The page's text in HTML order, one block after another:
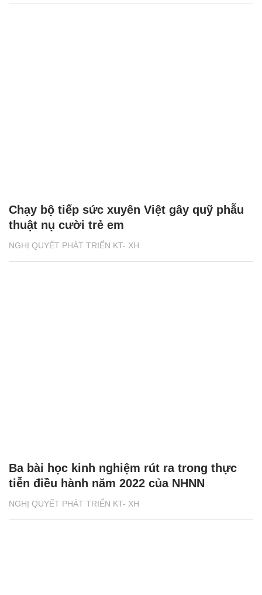
NGHỊ QUYẾT PHÁT TRIỂN KT- XH
Chạy bộ tiếp sức xuyên Việt gây quỹ phẫu
thuật nụ cười trẻ em
NGHỊ QUYẾT PHÁT TRIỂN KT- XH
Ba bài học kinh nghiệm rút ra trong thực
tiễn điều hành năm 2022 của NHNN